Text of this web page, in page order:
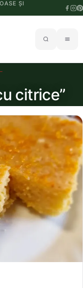
ȘI
citrice”